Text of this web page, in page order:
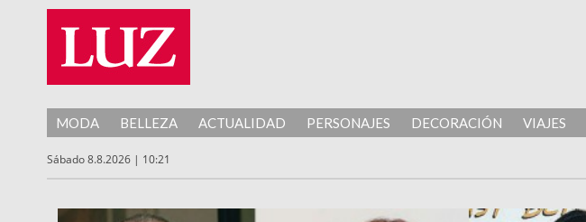
MODA BELLEZA ACTUALIDAD PERSONAJES DECORACIÓN VIAJES
Sábado 8.8.2026 | 10:21